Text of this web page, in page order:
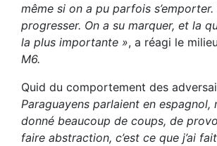
même si on a pu parfois
progresser. On a su marquer, et la
la plus importante », a réagi le
M6.
Quid du comportement des
Paraguayens parlaient en espagnol,
donné beaucoup de coups, de
faire abstraction, c’est ce que j’ai